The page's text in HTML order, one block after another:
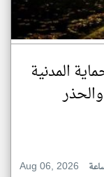
المدنية
Aug 06, 2026